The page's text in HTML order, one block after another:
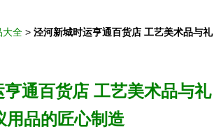
大全 > 泾河新城时运亨通百货店 工艺美术品与礼
通百货店 工艺美术品与礼
用品的匠心制造